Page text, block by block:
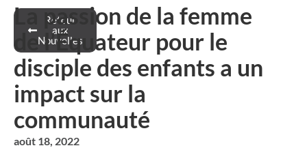
Retour
aux
Nouvelles
La passion de la femme
de l’Équateur pour le
disciple des enfants a un
impact sur la
communauté
août 18, 2022